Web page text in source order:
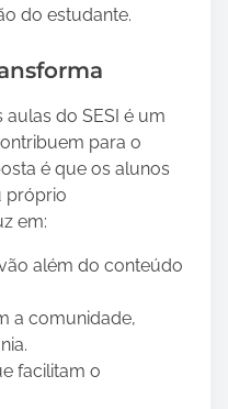
do estudante.
do SESI é um
para o
é que os alunos
próprio
em:
além do conteúdo
a comunidade,
facilitam o